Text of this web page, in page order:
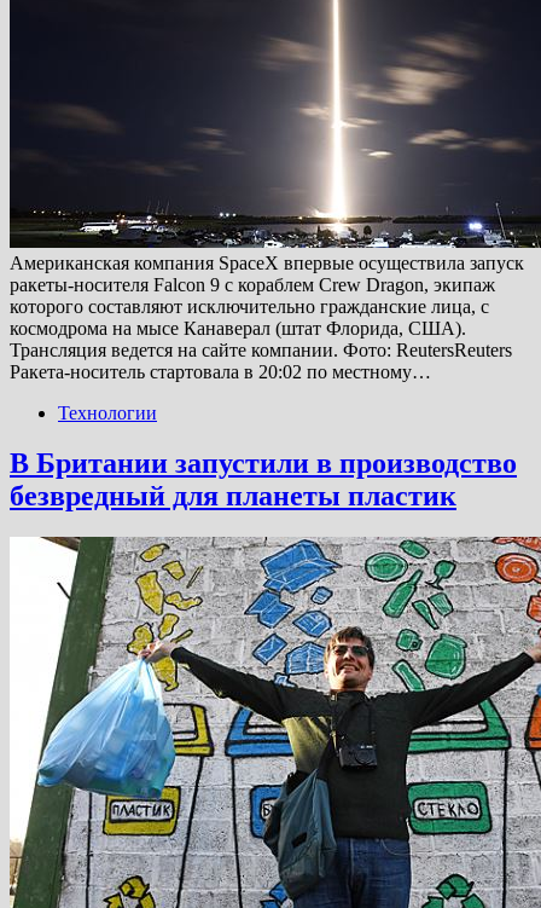
Американская компания SpaceX впервые осуществила запуск
ракеты-носителя Falcon 9 с кораблем Crew Dragon, экипаж
которого составляют исключительно гражданские лица, с
космодрома на мысе Канаверал (штат Флорида, США).
Трансляция ведется на сайте компании. Фото: ReutersReuters
Ракета-носитель стартовала в 20:02 по местному…
Технологии
В Британии запустили в производство
безвредный для планеты пластик